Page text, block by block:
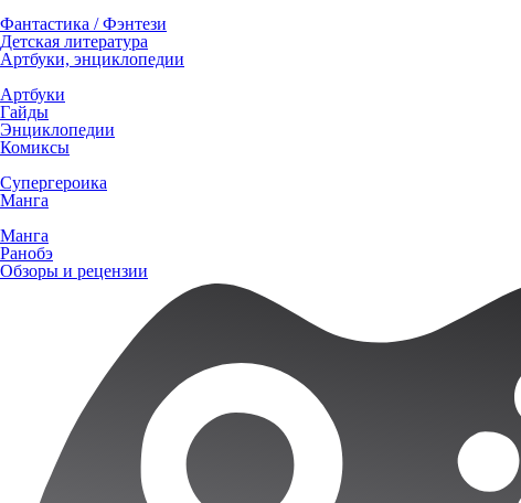
Фантастика / Фэнтези
Детская литература
Артбуки, энциклопедии
Артбуки
Гайды
Энциклопедии
Комиксы
Супергероика
Манга
Манга
Ранобэ
Обзоры и рецензии